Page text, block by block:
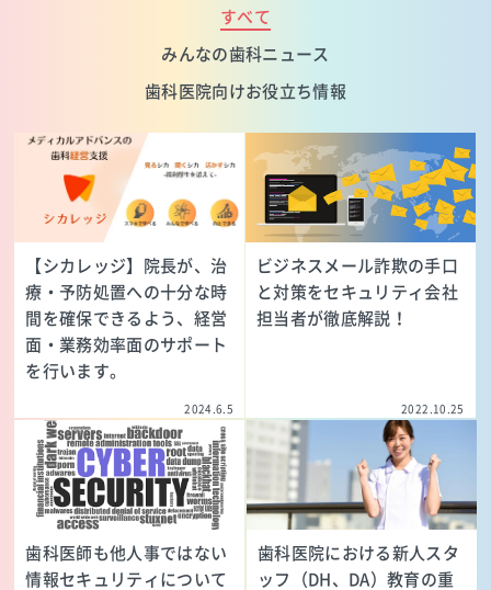
すべて
みんなの歯科ニュース
歯科医院向けお役立ち情報
【シカレッジ】院長が、治
療・予防処置への十分な時
間を確保できるよう、経営
面・業務効率面のサポート
を行います。
2024.6.5
ビジネスメール詐欺の手口
と対策をセキュリティ会社
担当者が徹底解説！
2022.10.25
歯科医師も他人事ではない
情報セキュリティについて
歯科医院における新人スタ
ッフ（DH、DA）教育の重